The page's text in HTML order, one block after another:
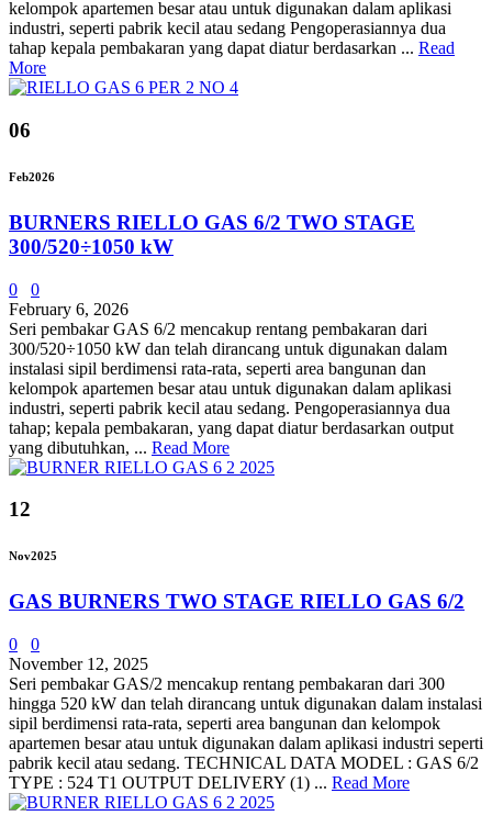
kelompok apartemen besar atau untuk digunakan dalam aplikasi
industri, seperti pabrik kecil atau sedang Pengoperasiannya dua
tahap kepala pembakaran yang dapat diatur berdasarkan ... Read
More
06
Feb2026
BURNERS RIELLO GAS 6/2 TWO STAGE
300/520÷1050 kW
0
0
February 6, 2026
Seri pembakar GAS 6/2 mencakup rentang pembakaran dari
300/520÷1050 kW dan telah dirancang untuk digunakan dalam
instalasi sipil berdimensi rata-rata, seperti area bangunan dan
kelompok apartemen besar atau untuk digunakan dalam aplikasi
industri, seperti pabrik kecil atau sedang. Pengoperasiannya dua
tahap; kepala pembakaran, yang dapat diatur berdasarkan output
yang dibutuhkan, ... Read More
12
Nov2025
GAS BURNERS TWO STAGE RIELLO GAS 6/2
0
0
November 12, 2025
Seri pembakar GAS/2 mencakup rentang pembakaran dari 300
hingga 520 kW dan telah dirancang untuk digunakan dalam instalasi
sipil berdimensi rata-rata, seperti area bangunan dan kelompok
apartemen besar atau untuk digunakan dalam aplikasi industri seperti
pabrik kecil atau sedang. TECHNICAL DATA MODEL : GAS 6/2
TYPE : 524 T1 OUTPUT DELIVERY (1) ... Read More